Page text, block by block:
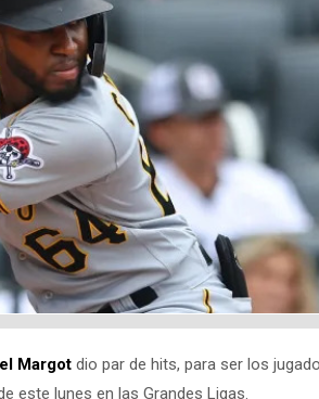
Margot dio par de hits, para ser los
este lunes en las Grandes Ligas.